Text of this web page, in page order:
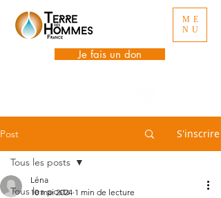
ME
NU
Je fais un don
Post S'inscrire
Tous les posts
Tous les posts
Léna
10 mai 2024 1 min de lecture